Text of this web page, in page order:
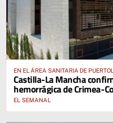
EN EL ÁREA SANITARIA DE
Castilla-La Mancha
hemorrágica de Crimea-
EL SEMANAL